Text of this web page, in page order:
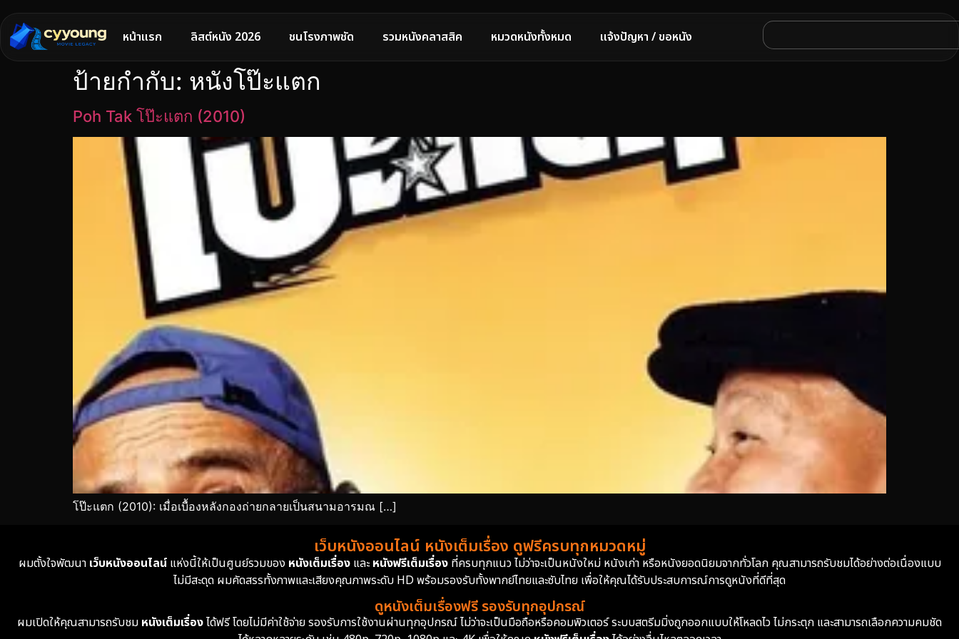
หน้าแรก ลิสต์หนัง 2026 ชนโรงภาพชัด รวมหนังคลาสสิค หมวดหนังทั้งหมด แจ้งปัญหา / ขอหนัง
ป้ายกำกับ: หนังโป๊ะแตก
Poh Tak โป๊ะแตก (2010)
โป๊ะแตก (2010): เมื่อเบื้องหลังกองถ่ายกลายเป็นสนามอารมณ […]
เว็บหนังออนไลน์ หนังเต็มเรื่อง ดูฟรีครบทุกหมวดหมู่
ผมตั้งใจพัฒนา เว็บหนังออนไลน์แห่งนี้ให้เป็นศูนย์รวมของ หนังเต็มเรื่องและหนังฟรีเต็มเรื่องที่ครบทุกแนว ไม่ว่าจะเป็นหนังใหม่ หนังเก่า หรือหนังยอดนิยมจากทั่วโลก คุณสามารถรับชมได้อย่างต่อเนื่องแบบ
ไม่มีสะดุด ผมคัดสรรทั้งภาพและเสียงคุณภาพระดับ HD พร้อมรองรับทั้งพากย์ไทยและซับไทย เพื่อให้คุณได้รับประสบการณ์การดูหนังที่ดีที่สุด
ดูหนังเต็มเรื่องฟรี รองรับทุกอุปกรณ์
ผมเปิดให้คุณสามารถรับชม หนังเต็มเรื่องได้ฟรี โดยไม่มีค่าใช้จ่าย รองรับการใช้งานผ่านทุกอุปกรณ์ ไม่ว่าจะเป็นมือถือหรือคอมพิวเตอร์ ระบบสตรีมมิ่งถูกออกแบบให้โหลดไว ไม่กระตุก และสามารถเลือกความคมชัด